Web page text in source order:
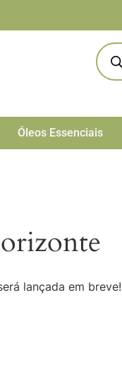
Óleos Essenciais
lançada em breve!